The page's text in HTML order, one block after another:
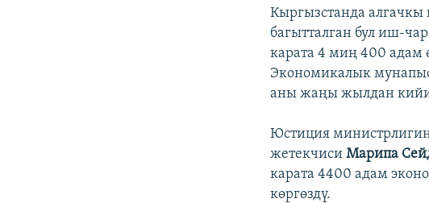
Кыргызстанда
багытталган бул иш-
карата 4 миң 400 адам
Экономикалык
аны жаңы жылдан
Юстиция
жетекчиси Марипа
карата 4400 адам
көргөздү.